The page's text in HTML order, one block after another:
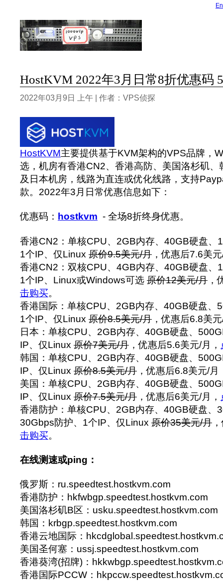
HostKVM 2022年3月日常8折优惠码
2022年03月9日 上午 | 作者：VPS侦探
HostKVM主要提供基于KVM架构的VPS品牌，
选，机房有香港CN2、香港高防、美国洛杉矶、
及日本机房，线路为直连或优化线路，支持
款。‍2022年3月日常优惠信息如下：
优惠码： hostkvm - 全场8折终身优惠。
香港CN2：单核CPU、2GB内存、40GB硬盘、
1个IP、仅Linux 原价9.5美元/月 ，优惠后7.6美
香港CN2：双核CPU、4GB内存、40GB硬盘、
1个IP、Linux或Windows可选 原价12美元/月 ，
击购买。
香港国际：单核CPU、2GB内存、40GB硬盘、
1个IP、仅Linux 原价8.5美元/月 ，优惠后6.8美
日本：单核CPU、2GB内存、40GB硬盘、
IP、仅Linux 原价7美元/月 ，优惠后5.6美元/月，
韩国：单核CPU、2GB内存、40GB硬盘、
IP、仅Linux 原价8.5美元/月 ，优惠后6.8美元/月
美国：单核CPU、2GB内存、40GB硬盘、
IP、仅Linux 原价7.5美元/月 ，优惠后6美元/月，
香港防护：单核CPU、2GB内存、40GB硬盘、
30Gbps防护、1个IP、仅Linux 原价35美元/月
击购买。
在线测速或ping：
俄罗斯：ru.speedtest.hostkvm.com
香港防护：hkfwbgp.speedtest.hostkvm.com
美国洛杉矶B区：usku.speedtest.hostkvm.com
韩国：krbgp.speedtest.hostkvm.com
香港云地国际：
美国圣何塞：ussj.speedtest.hostkvm.com
香港葵湾(招牌)：
香港国际PCCW：